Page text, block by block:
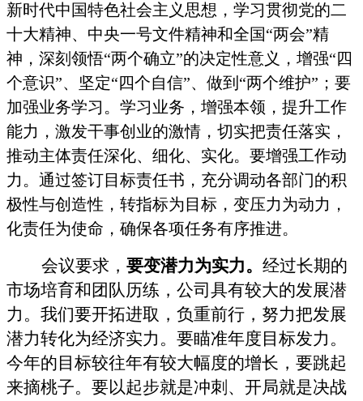
新时代中国特色社会主义思想，学习贯彻党的二
十大精神、中央一号文件精神和全国“两会”精
神，深刻领悟“两个确立”的决定性意义，增强“四
个意识”、坚定“四个自信”、做到“两个维护”；要
加强业务学习。学习业务，增强本领，提升工作
能力，激发干事创业的激情，切实把责任落实，
推动主体责任深化、细化、实化。要增强工作动
力。通过签订目标责任书，充分调动各部门的积
极性与创造性，转指标为目标，变压力为动力，
化责任为使命，确保各项任务有序推进。
会议要求， 要变潜力为实力。 经过长期的
市场培育和团队历练，公司具有较大的发展潜
力。我们要开拓进取，负重前行，努力把发展
潜力转化为经济实力。要瞄准年度目标发力。
今年的目标较往年有较大幅度的增长，要跳起
来摘桃子。要以起步就是冲刺、开局就是决战